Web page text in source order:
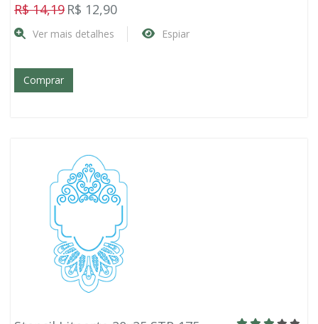
R$ 14,19 R$ 12,90
Ver mais detalhes Espiar
Comprar